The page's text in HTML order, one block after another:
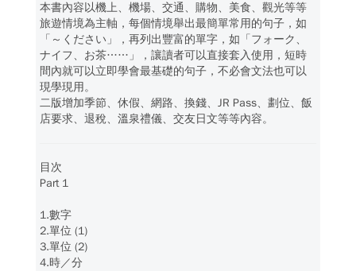
本書內容以機上、機場、交通、購物、美食、觀光等等
旅遊情境為主軸，每個情境舉出最簡單常用的句子，如
「～ください」，再列出豐富的單字，如「フォーク、
ナイフ、お茶……」，讓讀者可以直接套入使用，短時
間內就可以立即學會最基礎的句子，不必會文法也可以
現學現用。
二版增加季節、休假、網路、換錢、JR Pass、劃位、飯
店要求、退稅、溫泉禮儀、交友日文等等內容。
目次
Part 1
1.數字
2.單位 (1)
3.單位 (2)
4.時／分